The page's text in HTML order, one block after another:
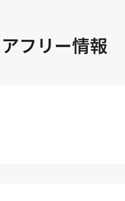
フリー情報